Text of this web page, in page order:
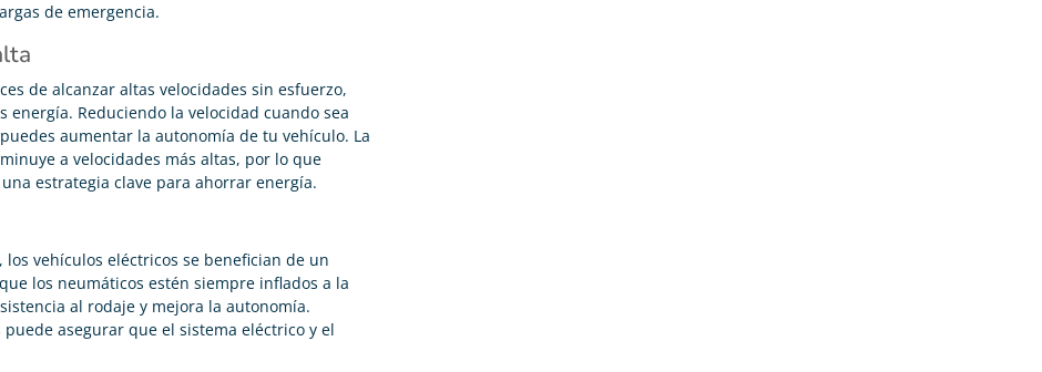
de emergencia.
de alcanzar altas velocidades sin esfuerzo,
energía. Reduciendo la velocidad cuando sea
aumentar la autonomía de tu vehículo. La
a velocidades más altas, por lo que
estrategia clave para ahorrar energía.
vehículos eléctricos se benefician de un
los neumáticos estén siempre inflados a la
al rodaje y mejora la autonomía.
asegurar que el sistema eléctrico y el